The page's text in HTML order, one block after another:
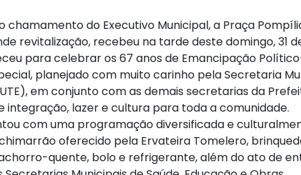
chamamento do Executivo Municipal, a Praça
revitalização, recebeu na tarde deste domingo, 31
para celebrar os 67 anos de Emancipação
planejado com muito carinho pela Secretaria
em conjunto com as demais secretarias da
integração, lazer e cultura para toda a comunidade.
com uma programação diversificada e
oferecido pela Ervateira Tomelero,
quente, bolo e refrigerante, além do ato de